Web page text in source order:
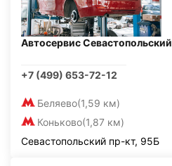
Автосервис Севастопольский
+7 (499) 653-72-12
Беляево(1,59 км)
Коньково(1,87 км)
Севастопольский пр-кт, 95Б